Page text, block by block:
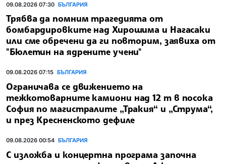
09.08.2026 07:30 БЪЛГАРИЯ
Трябва да помним трагедията от
бомбардировките над Хирошима и Нагасаки
или сме обречени да ги повторим, заявиха от
"Бюлетин на ядрените учени"
09.08.2026 07:15 БЪЛГАРИЯ
Ограничава се движението на
тежкотоварните камиони над 12 т в посока
София по магистралите „Тракия“ и „Струма“,
и през Кресненското дефиле
09.08.2026 00:54 БЪЛГАРИЯ
С изложба и концертна програма започна